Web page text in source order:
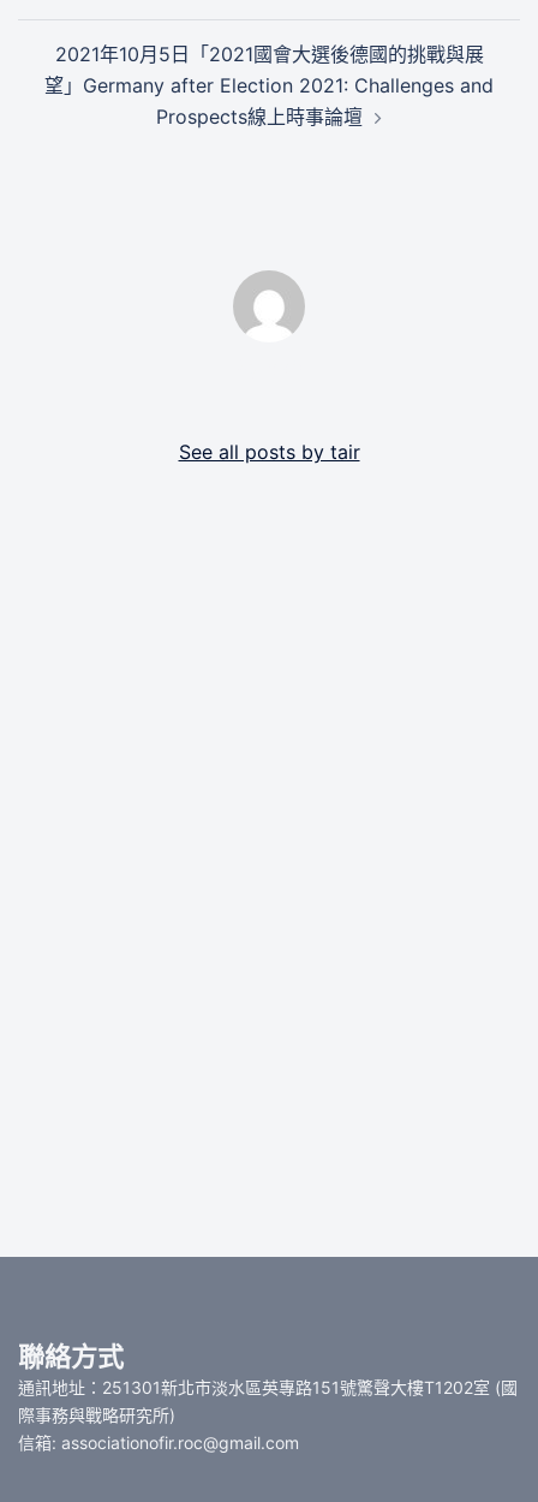
2021年10月5日「2021國會大選後德國的挑戰與展
望」Germany after Election 2021: Challenges and
Prospects線上時事論壇
See all posts by tair
聯絡方式
通訊地址：251301新北市淡水區英專路151號驚聲大樓T1202室 (國
際事務與戰略研究所)
信箱: associationofir.roc@gmail.com